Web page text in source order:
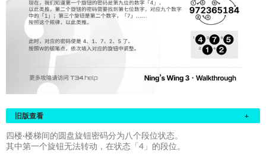
旧版查看 +
四楼·楼梯间的圆盘旋钮密码分为八个段位状态。
其中第一个旋钮无法转动，在状态「4」的段位。